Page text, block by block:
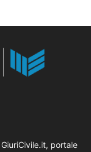
portale